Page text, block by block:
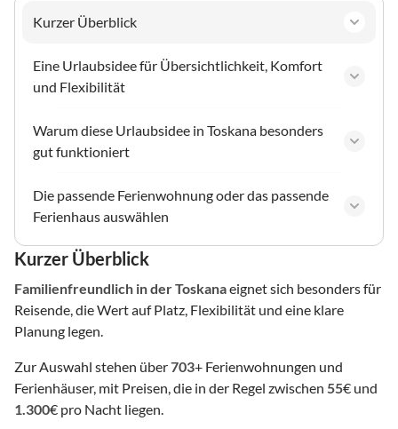
Kurzer Überblick
Eine Urlaubsidee für Übersichtlichkeit, Komfort
und Flexibilität
Warum diese Urlaubsidee in Toskana besonders
gut funktioniert
Die passende Ferienwohnung oder das passende
Ferienhaus auswählen
Kurzer Überblick
Familienfreundlich in der Toskanaeignet sich besonders für
Reisende, die Wert auf Platz, Flexibilität und eine klare
Planung legen.
Zur Auswahl stehen über703+ Ferienwohnungen und
Ferienhäuser, mit Preisen, die in der Regel zwischen 55€ und
1.300€ pro Nacht liegen.